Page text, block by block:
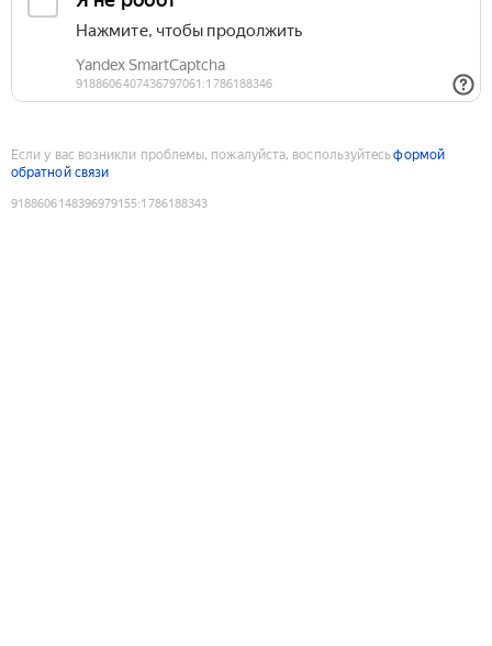
Если у вас возникли проблемы, пожалуйста, воспользуйтесьформой
обратной связи
9188606148396979155:1786188343